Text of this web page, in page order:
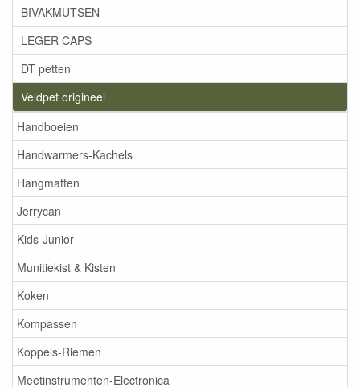
BIVAKMUTSEN
LEGER CAPS
DT petten
Veldpet origineel
Handboeien
Handwarmers-Kachels
Hangmatten
Jerrycan
Kids-Junior
Munitiekist & Kisten
Koken
Kompassen
Koppels-Riemen
Meetinstrumenten-Electronica